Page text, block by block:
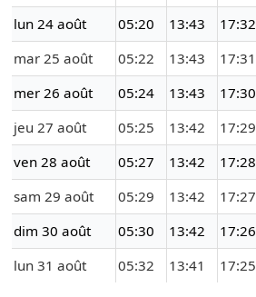
lun 24 août
05:20 13:43 17:32
mar 25 août
05:22 13:43 17:31
mer 26 août
05:24 13:43 17:30
jeu 27 août
05:25 13:42 17:29
ven 28 août
05:27 13:42 17:28
sam 29 août
05:29 13:42 17:27
dim 30 août
05:30 13:42 17:26
lun 31 août
05:32 13:41 17:25